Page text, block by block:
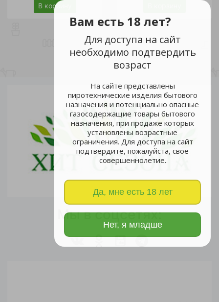
Вам есть 18 лет?
Для доступа на сайт
необходимо подтвердить
возраст
На сайте представлены
пиротехнические изделия бытового
назначения и потенциально опасные
газосодержащие товары бытового
назначения, при продаже которых
установлены возрастные
ограничения. Для доступа на сайт
подтвердите, пожалуйста, свое
совершеннолетие.
Да, мне есть 18 лет
Нет, я младше
В корзину
Мы в соцсетях: